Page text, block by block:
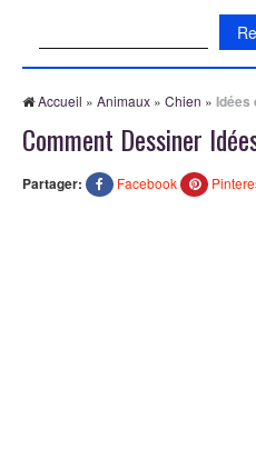
Accueil » Animaux » Chien » Idées
Comment Dessiner
Partager: Facebook